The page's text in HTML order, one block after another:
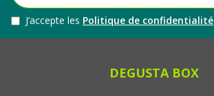
J’accepte les Politique de confidentialité
DEGUSTA BOX